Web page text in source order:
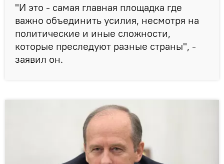
"И это - самая главная площадка где
важно объединить усилия, несмотря на
политические и иные сложности,
которые преследуют разные страны", -
заявил он.